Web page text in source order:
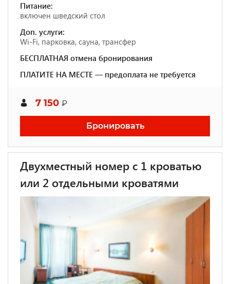
Питание:
включен шведский стол
Доп. услуги:
Wi-Fi, парковка, сауна, трансфер
БЕСПЛАТНАЯ отмена бронирования
ПЛАТИТЕ НА МЕСТЕ — предоплата не требуется
7 150 ₽
Бронировать
Двухместный номер с 1 кроватью
или 2 отдельными кроватями